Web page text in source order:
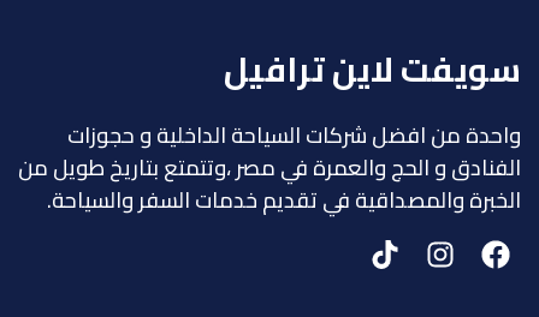
سويفت لاين ترافيل
واحدة من افضل شركات السياحة الداخلية و حجوزات
الفنادق و الحج والعمرة في مصر ،وتتمتع بتاريخ طويل من
الخبرة والمصداقية في تقديم خدمات السفر والسياحة.